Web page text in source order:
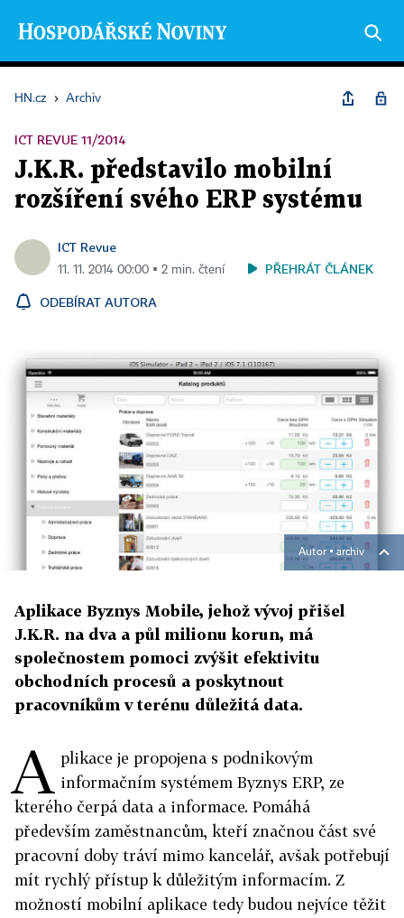
HN.cz › Archiv
ICT REVUE 11/2014
J.K.R. představilo mobilní
rozšíření svého ERP systému
ICT Revue
11. 11. 2014 00:00 ▪ 2 min. čtení PŘEHRÁT ČLÁNEK
ODEBÍRAT AUTORA
Autor ▪archiv
Aplikace Byznys Mobile, jehož vývoj přišel
J.K.R. na dva a půl milionu korun, má
společnostem pomoci zvýšit efektivitu
obchodních procesů a poskytnout
pracovníkům v terénu důležitá data.
A plikace je propojena s podnikovým
informačním systémem Byznys ERP, ze
kterého čerpá data a informace. Pomáhá
především zaměstnancům, kteří značnou část své
pracovní doby tráví mimo kancelář, avšak potřebují
mít rychlý přístup k důležitým informacím. Z
možností mobilní aplikace tedy budou nejvíce těžit